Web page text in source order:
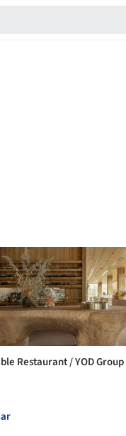
Restaurant / YOD Group